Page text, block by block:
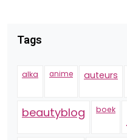
Tags
alka anime auteurs
beautyblog boek